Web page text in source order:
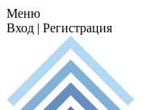
Меню
Вход | Регистрация